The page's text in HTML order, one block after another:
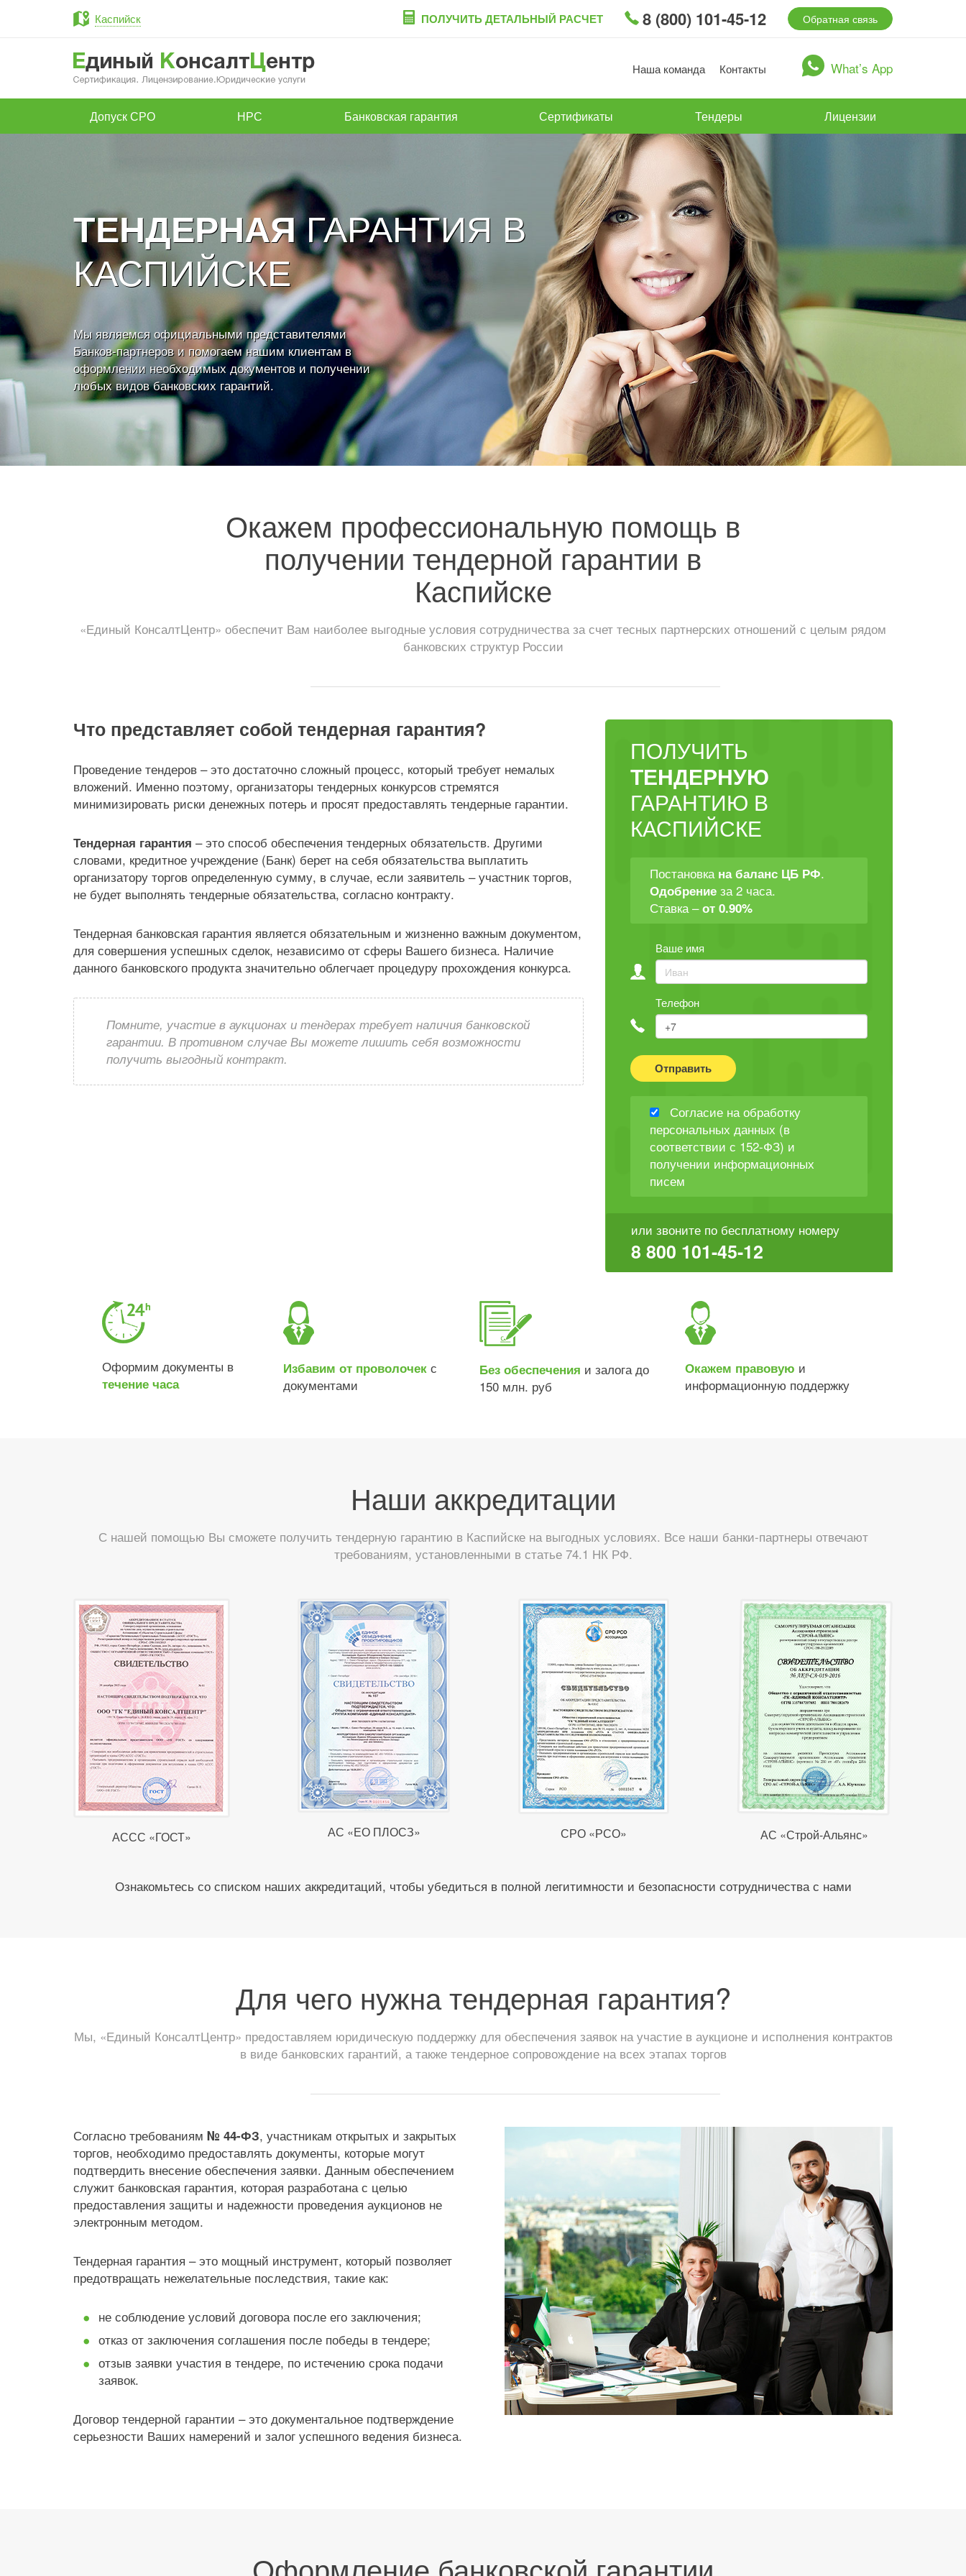
Каспийск ПОЛУЧИТЬ ДЕТАЛЬНЫЙ РАСЧЕТ 8 (800) 101-45-12 Обратная связь
Наша команда Контакты What’s App
Допуск СРО НРС Банковская гарантия Сертификаты Тендеры Лицензии
ТЕНДЕРНАЯГАРАНТИЯ В
КАСПИЙСКЕ
Мы являемся официальными представителями
Банков-партнеров и помогаем нашим клиентам в
оформлении необходимых документов и получении
любых видов банковских гарантий.
Окажем профессиональную помощь в
получении тендерной гарантии в
Каспийске
«Единый КонсалтЦентр» обеспечит Вам наиболее выгодные условия сотрудничества за счет тесных партнерских отношений с целым рядом
банковских структур России
Что представляет собой тендерная гарантия?
Проведение тендеров – это достаточно сложный процесс, который требует немалых
вложений. Именно поэтому, организаторы тендерных конкурсов стремятся
минимизировать риски денежных потерь и просят предоставлять тендерные гарантии.
Тендерная гарантия – это способ обеспечения тендерных обязательств. Другими
словами, кредитное учреждение (Банк) берет на себя обязательства выплатить
организатору торгов определенную сумму, в случае, если заявитель – участник торгов,
не будет выполнять тендерные обязательства, согласно контракту.
Тендерная банковская гарантия является обязательным и жизненно важным документом,
для совершения успешных сделок, независимо от сферы Вашего бизнеса. Наличие
данного банковского продукта значительно облегчает процедуру прохождения конкурса.
Помните, участие в аукционах и тендерах требует наличия банковской
гарантии. В противном случае Вы можете лишить себя возможности
получить выгодный контракт.
ПОЛУЧИТЬ
ТЕНДЕРНУЮ
ГАРАНТИЮ В
КАСПИЙСКЕ
Постановка на баланс ЦБ РФ.
Одобрение за 2 часа.
Ставка –от 0.90%
Ваше имя
Телефон
Отправить
Согласие на обработку
персональных данных (в
соответствии с 152-ФЗ) и
получении информационных
писем
или звоните по бесплатному номеру
8 800 101-45-12
Оформим документы в
течение часа
Избавим от проволочек с
документами
Без обеспечения и залога до
150 млн. руб
Окажем правовую и
информационную поддержку
Наши аккредитации
С нашей помощью Вы сможете получить тендерную гарантию в Каспийске на выгодных условиях. Все наши банки-партнеры отвечают
требованиям, установленными в статье 74.1 НК РФ.
АССС «ГОСТ» АС «ЕО ПЛОСЗ» СРО «РСО» АС «Строй-Альянс»
Ознакомьтесь со списком наших аккредитаций, чтобы убедиться в полной легитимности и безопасности сотрудничества с нами
Для чего нужна тендерная гарантия?
Мы, «Единый КонсалтЦентр» предоставляем юридическую поддержку для обеспечения заявок на участие в аукционе и исполнения контрактов
в виде банковских гарантий, а также тендерное сопровождение на всех этапах торгов
Согласно требованиям № 44-ФЗ, участникам открытых и закрытых
торгов, необходимо предоставлять документы, которые могут
подтвердить внесение обеспечения заявки. Данным обеспечением
служит банковская гарантия, которая разработана с целью
предоставления защиты и надежности проведения аукционов не
электронным методом.
Тендерная гарантия – это мощный инструмент, который позволяет
предотвращать нежелательные последствия, такие как:
не соблюдение условий договора после его заключения;
отказ от заключения соглашения после победы в тендере;
отзыв заявки участия в тендере, по истечению срока подачи
заявок.
Договор тендерной гарантии – это документальное подтверждение
серьезности Ваших намерений и залог успешного ведения бизнеса.